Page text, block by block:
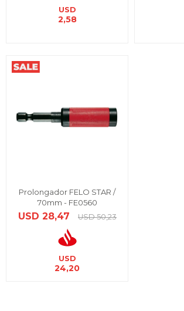
USD
2,58
Prolongador FELO STAR /
70mm - FE0560
USD 28,47 USD 50,23
USD
24,20